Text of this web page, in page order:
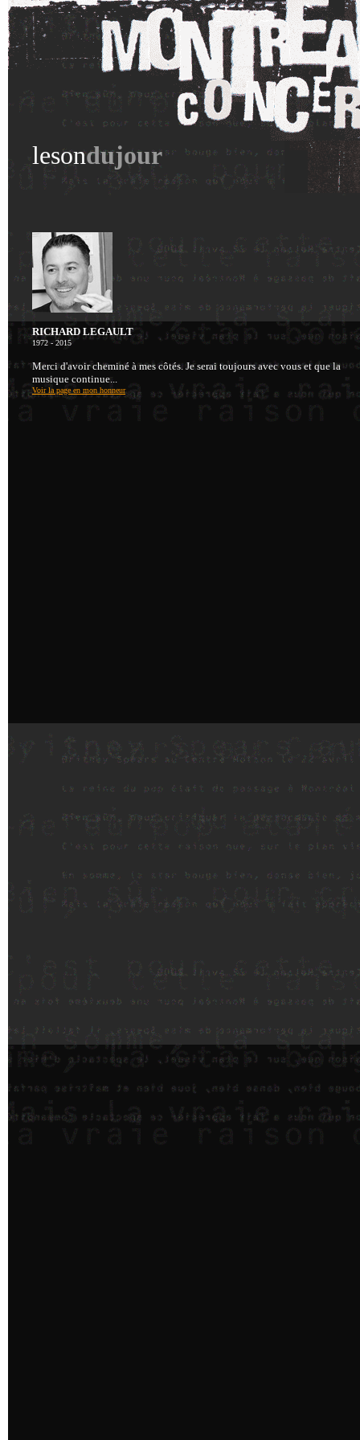
lesondujour
RICHARD LEGAULT
1972 - 2015
Merci d'avoir cheminé à mes côtés. Je serai toujours avec vous et que la
musique continue...
Voir la page en mon honneur